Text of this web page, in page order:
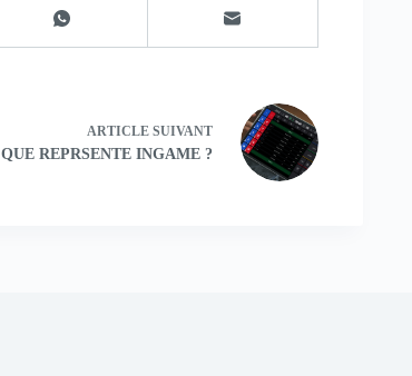
ARTICLESUIVANT
QUE REPRSENTE INGAME ?